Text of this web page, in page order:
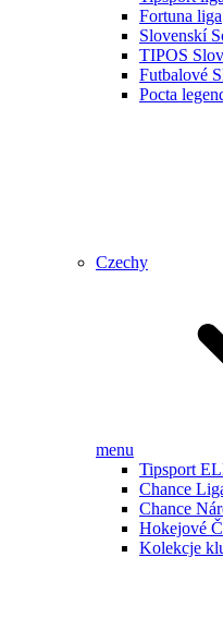
Fortuna liga
Slovenskí
TIPOS
Futbalové
Pocta
Czechy
menu
Tipsport
Chance
Chance
Hokejové
Kolekcje